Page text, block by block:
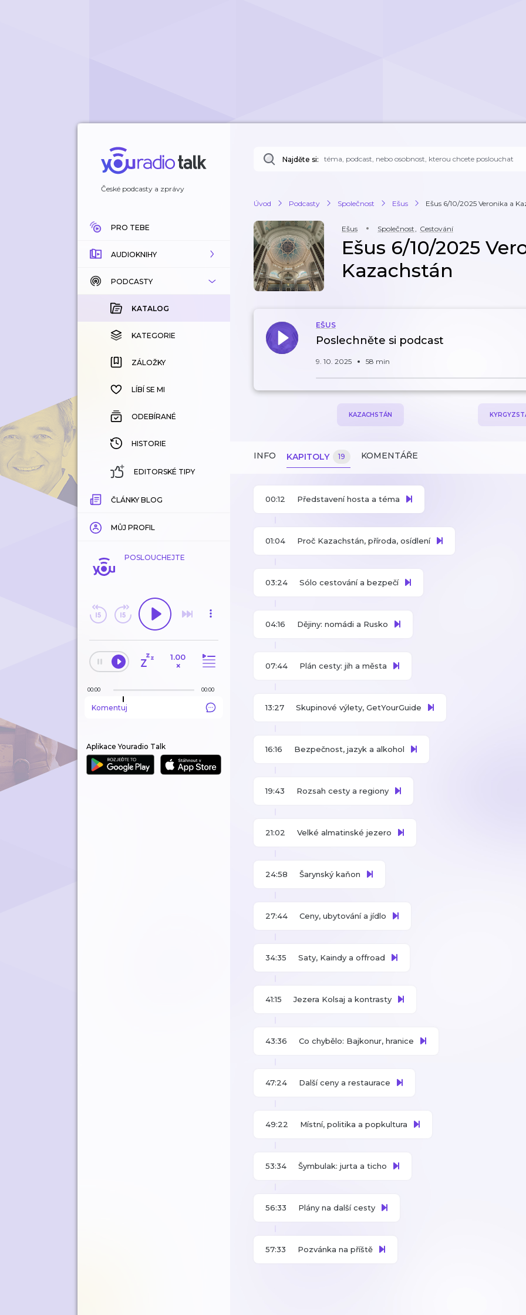
České podcasty a zprávy
PRO TEBE
AUDIOKNIHY
KATALOG
KOUPENÉ
KATEGORIE
ZÁLOŽKY
HISTORIE
PODCASTY
KATALOG
KATEGORIE
ZÁLOŽKY
LÍBÍ SE MI
ODEBÍRANÉ
HISTORIE
EDITORSKÉ TIPY
ČLÁNKY BLOG
MŮJ PROFIL
POSLOUCHEJTE
1.00
×
00:00 00:00
Komentuj
Aplikace Youradio Talk
Najděte si:
Úvod Podcasty Společnost Ešus Ešus 6/10/2025 Veronika a
Ešus Společnost, Cestování
Ešus 6/10/2025
Kazachstán
EŠUS
Poslechněte si podcast
9. 10. 2025 58 min
KAZACHSTÁN
INFO KAPITOLY 19 KOMENTÁŘE
00:12 Představení hosta a téma
01:04 Proč Kazachstán, příroda, osídlení
03:24 Sólo cestování a bezpečí
04:16 Dějiny: nomádi a Rusko
07:44 Plán cesty: jih a města
13:27 Skupinové výlety, GetYourGuide
16:16 Bezpečnost, jazyk a alkohol
19:43 Rozsah cesty a regiony
21:02 Velké almatinské jezero
24:58 Šarynský kaňon
27:44 Ceny, ubytování a jídlo
34:35 Saty, Kaindy a offroad
41:15 Jezera Kolsaj a kontrasty
43:36 Co chybělo: Bajkonur, hranice
47:24 Další ceny a restaurace
49:22 Místní, politika a popkultura
53:34 Šymbulak: jurta a ticho
56:33 Plány na další cesty
57:33 Pozvánka na příště